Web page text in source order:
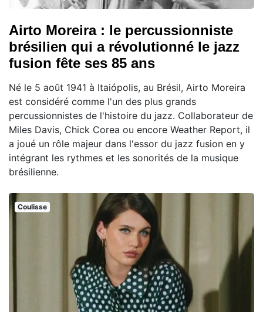
Airto Moreira : le percussionniste
brésilien qui a révolutionné le jazz
fusion fête ses 85 ans
Né le 5 août 1941 à Itaiópolis, au Brésil, Airto Moreira
est considéré comme l'un des plus grands
percussionnistes de l'histoire du jazz. Collaborateur de
Miles Davis, Chick Corea ou encore Weather Report, il
a joué un rôle majeur dans l'essor du jazz fusion en y
intégrant les rythmes et les sonorités de la musique
brésilienne.
Coulisse